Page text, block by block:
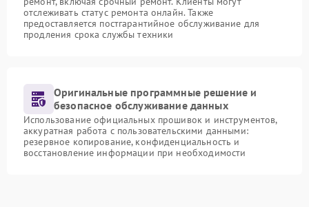
отслеживать статус ремонта онлайн. Также
предоставляется постгарантийное обслуживание для
продления срока службы техники
Оригинальные программные решение и
безопасное обслуживание данных
Использование официальных прошивок и инструментов,
аккуратная работа с пользовательскими данными:
резервное копирование, конфиденциальность и
восстановление информации при необходимости